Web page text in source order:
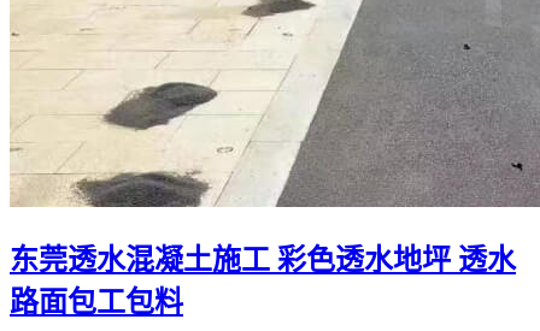
东莞透水混凝土施工 彩色透水地坪 透水
路面包工包料